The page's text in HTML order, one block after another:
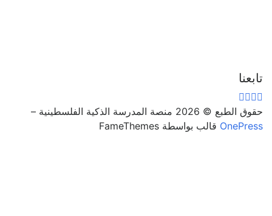
تابعنا
حقوق الطبع © 2026 منصة المدرسة الذكية الفلسطينية
–
OnePress قالب بواسطة FameThemes